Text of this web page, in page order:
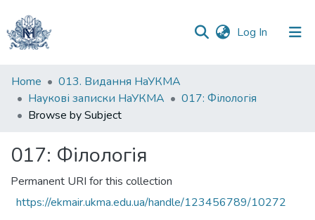
Log In (current)
Communities
&
Collections
Home
013. Видання НаУКМА
Наукові записки НаУКМА
017: Філологія
Browse by Subject
017: Філологія
Permanent URI for this collection
https://ekmair.ukma.edu.ua/handle/123456789/10272